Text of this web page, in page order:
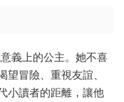
義上的公主。她不喜
冒險、重視友誼、
小讀者的距離，讓他